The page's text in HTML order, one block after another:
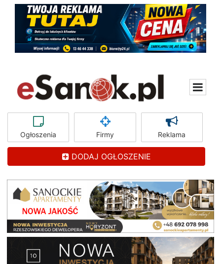
Ogłoszenia Firmy Reklama
DODAJ OGŁOSZENIE